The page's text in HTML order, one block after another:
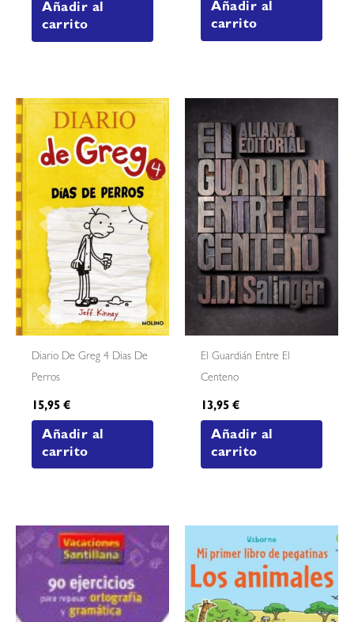
Añadir al
carrito
Añadir al
carrito
Diario De Greg 4 Dias De
Perros
15,95€
Añadir al
carrito
El Guardián Entre El
Centeno
13,95€
Añadir al
carrito